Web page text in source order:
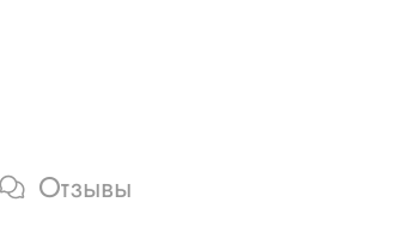
Отзывы